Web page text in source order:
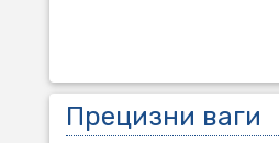
Прецизни ваги